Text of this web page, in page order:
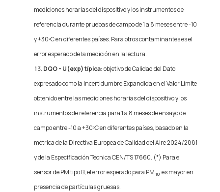
mediciones horarias del dispositivo y los instrumentos de
referencia durante pruebas de campo de 1 a 8 meses entre -10
y +30ºC en diferentes países. Para otros contaminantes es el
error esperado de la medición en la lectura.
DQO - U(exp) típica:objetivo de Calidad del Dato
expresado como la Incertidumbre Expandida en el Valor Límite
obtenido entre las mediciones horarias del dispositivo y los
instrumentos de referencia para 1 a 8 meses de ensayo de
campo entre -10 a +30ºC en diferentes países, basado en la
métrica de la Directiva Europea de Calidad del Aire 2024/2881
y de la Especificación Técnica CEN/TS 17660. (*) Para el
sensor de PM tipo B, el error esperado para PM 10 es mayor en
presencia de partículas gruesas.